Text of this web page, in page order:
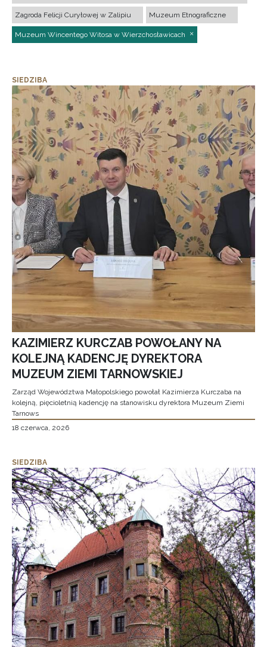
Zagroda Felicji Curyłowej w Zalipiu Muzeum Etnograficzne
Muzeum Wincentego Witosa w Wierzchosławicach
SIEDZIBA
KAZIMIERZ KURCZAB POWOŁANY NA
KOLEJNĄ KADENCJĘ DYREKTORA
MUZEUM ZIEMI TARNOWSKIEJ
Zarząd Województwa Małopolskiego powołał Kazimierza Kurczaba na
kolejną, pięcioletnią kadencję na stanowisku dyrektora Muzeum Ziemi
Tarnows
18 czerwca, 2026
SIEDZIBA